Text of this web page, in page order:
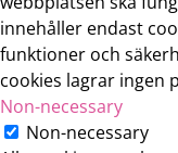
innehåller endast
funktioner och
cookies lagrar ingen
Non-necessary
Non-necessary